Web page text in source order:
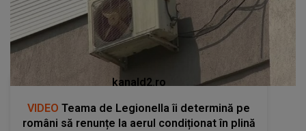
kanald2.ro
VIDEO Teama de Legionella îi determină pe
români să renunțe la aerul condiționat în plină